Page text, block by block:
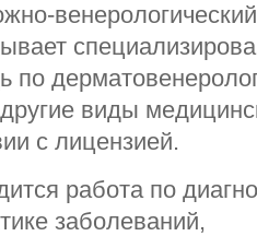
венерологический
виды
с лицензией.
работа по
заболеваний,